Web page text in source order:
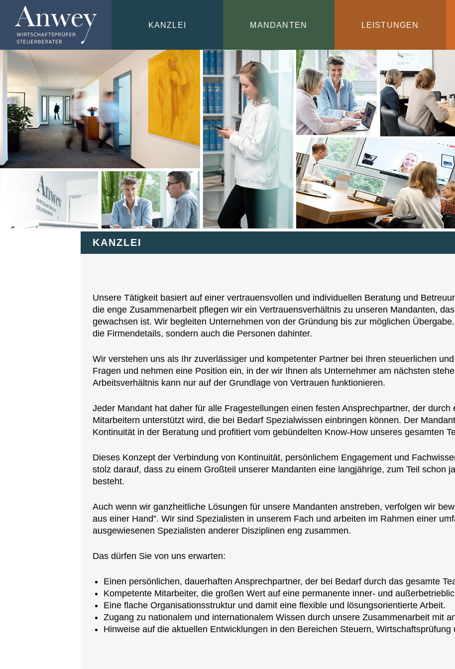
KANZLEI MANDANTEN LEISTUNGEN
KANZLEI
Unsere Tätigkeit basiert auf einer vertrauensvollen und individuellen Beratung und
die enge Zusammenarbeit pflegen wir ein Vertrauensverhältnis zu unseren Mandanten,
gewachsen ist. Wir begleiten Unternehmen von der Gründung bis zur möglichen
die Firmendetails, sondern auch die Personen dahinter.
Wir verstehen uns als Ihr zuverlässiger und kompetenter Partner bei Ihren steuerlichen
Fragen und nehmen eine Position ein, in der wir Ihnen als Unternehmer am nächsten
Arbeitsverhältnis kann nur auf der Grundlage von Vertrauen funktionieren.
Jeder Mandant hat daher für alle Fragestellungen einen festen Ansprechpartner, der durch
Mitarbeitern unterstützt wird, die bei Bedarf Spezialwissen einbringen können. Der
Kontinuität in der Beratung und profitiert vom gebündelten Know-How unseres gesamten
Dieses Konzept der Verbindung von Kontinuität, persönlichem Engagement und
stolz darauf, dass zu einem Großteil unserer Mandanten eine langjährige, zum Teil schon
besteht.
Auch wenn wir ganzheitliche Lösungen für unsere Mandanten anstreben, verfolgen wir
aus einer Hand”. Wir sind Spezialisten in unserem Fach und arbeiten im Rahmen einer
ausgewiesenen Spezialisten anderer Disziplinen eng zusammen.
Das dürfen Sie von uns erwarten:
Einen persönlichen, dauerhaften Ansprechpartner, der bei Bedarf durch das gesamte
Kompetente Mitarbeiter, die großen Wert auf eine permanente inner- und
Eine flache Organisationsstruktur und damit eine flexible und lösungsorientierte Arbeit.
Zugang zu nationalem und internationalem Wissen durch unsere Zusammenarbeit mit
Hinweise auf die aktuellen Entwicklungen in den Bereichen Steuern, Wirtschaftsprüfung